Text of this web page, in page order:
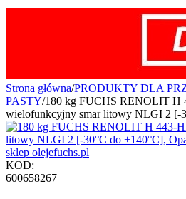
Strona główna/PRODUKTY DLA
PASTY/180 kg FUCHS RENOLIT H
wielofunkcyjny smar litowy NLGI 2 [-
KOD:
600658267